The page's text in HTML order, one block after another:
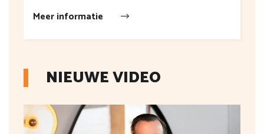
Meer informatie
NIEUWE VIDEO